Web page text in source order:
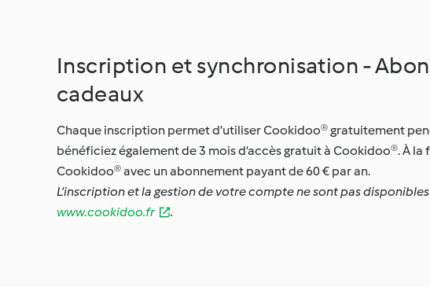
Inscription et synchronisation -
cadeaux
Chaque inscription permet d’utiliser Cookidoo® gratuitement
bénéficiez également de 3 mois d’accès gratuit à Cookidoo®. À
Cookidoo® avec un abonnement payant de 60 € par an.
L’inscription et la gestion de votre compte ne sont pas
www.cookidoo.fr
.